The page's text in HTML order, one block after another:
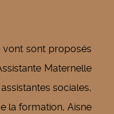
vont sont proposés
Maternelle
sociales,
la formation, Aisne